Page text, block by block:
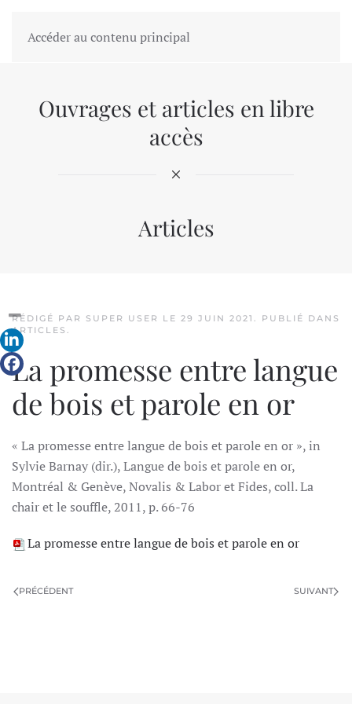
Accéder au contenu principal
Ouvrages et articles en libre
accès
Articles
RÉDIGÉ PAR SUPER USER LE 29 JUIN 2021 . PUBLIÉ DANS
ARTICLES .
La promesse entre langue
de bois et parole en or
« La promesse entre langue de bois et parole en or », in
Sylvie Barnay (dir.), Langue de bois et parole en or,
Montréal & Genève, Novalis & Labor et Fides, coll. La
chair et le souffle, 2011, p. 66-76
La promesse entre langue de bois et parole en or
PRÉCÉDENT SUIVANT